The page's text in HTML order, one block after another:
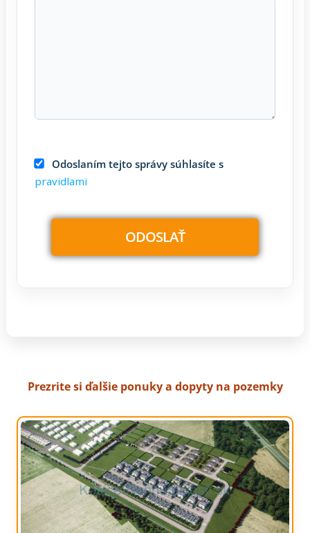
Odoslaním tejto správy súhlasíte s
pravidlami
Prezrite si ďalšie ponuky a dopyty na pozemky